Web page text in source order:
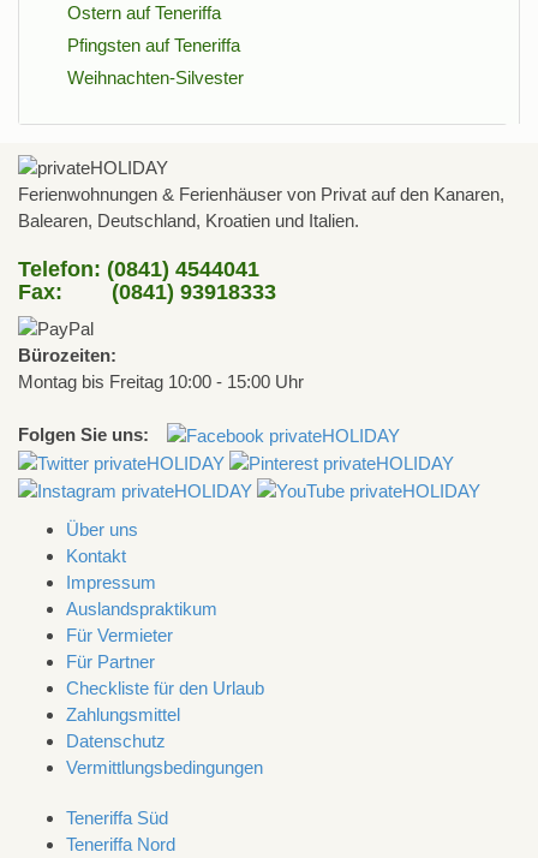
Ostern auf Teneriffa
Pfingsten auf Teneriffa
Weihnachten-Silvester
Ferienwohnungen & Ferienhäuser von Privat auf den Kanaren,
Balearen, Deutschland, Kroatien und Italien.
Telefon: (0841) 4544041
Fax: (0841) 93918333
Bürozeiten:
Montag bis Freitag 10:00 - 15:00 Uhr
Folgen Sie uns:
Über uns
Kontakt
Impressum
Auslandspraktikum
Für Vermieter
Für Partner
Checkliste für den Urlaub
Zahlungsmittel
Datenschutz
Vermittlungsbedingungen
Teneriffa Süd
Teneriffa Nord